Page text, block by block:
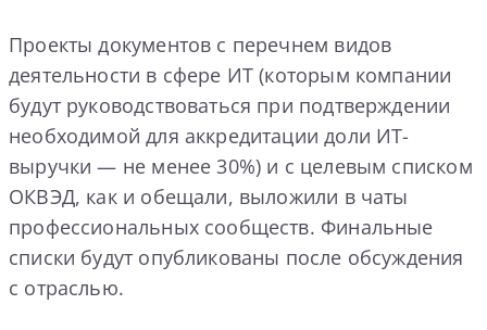
Проекты документов с перечнем видов
деятельности в сфере ИТ (которым компании
будут руководствоваться при подтверждении
необходимой для аккредитации доли ИТ-
выручки — не менее 30%) и с целевым списком
ОКВЭД, как и обещали, выложили в чаты
профессиональных сообществ. Финальные
списки будут опубликованы после обсуждения
с отраслью.